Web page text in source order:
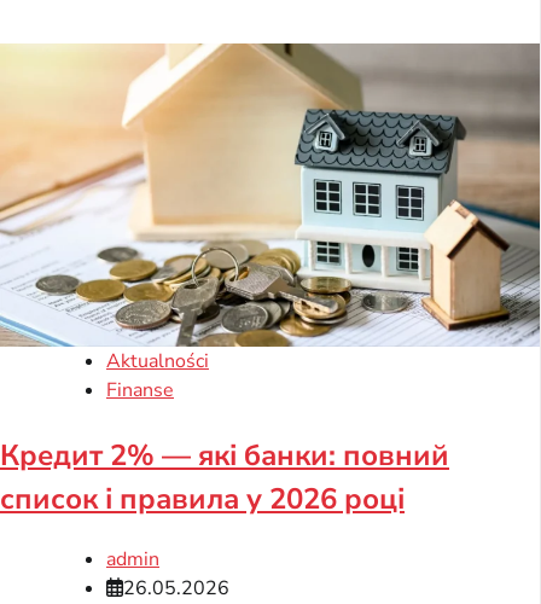
Aktualności
Finanse
Кредит 2% — які банки: повний
список і правила у 2026 році
admin
26.05.2026